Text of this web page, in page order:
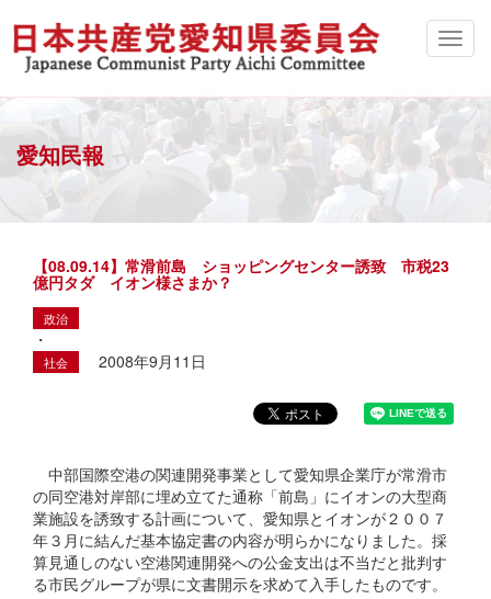
愛知民報
【08.09.14】常滑前島 ショッピングセンター誘致 市税23
億円タダ イオン様さまか？
政治
・
社会 2008年9月11日
中部国際空港の関連開発事業として愛知県企業庁が常滑市
の同空港対岸部に埋め立てた通称「前島」にイオンの大型商
業施設を誘致する計画について、愛知県とイオンが２００７
年３月に結んだ基本協定書の内容が明らかになりました。採
算見通しのない空港関連開発への公金支出は不当だと批判す
る市民グループが県に文書開示を求めて入手したものです。